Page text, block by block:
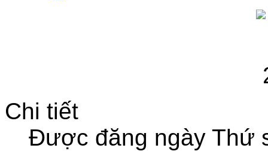
Chi tiết
Được đăng ngày Thứ